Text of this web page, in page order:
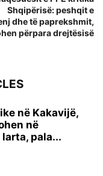
Shqipërisë: peshqit e
dhe të paprekshmit,
përpara drejtësisë
në Kakavijë,
në
pala...